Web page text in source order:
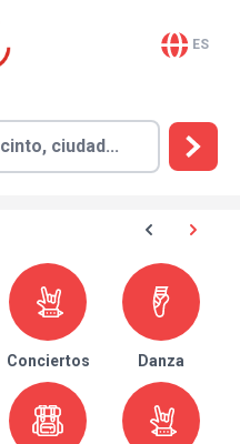
ES
Conciertos Danza